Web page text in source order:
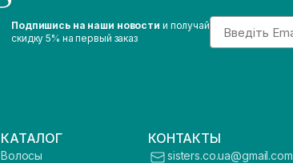
Подпишись на наши новости и получай
скидку 5% на первый заказ
Email
КАТАЛОГ
Волосы
КОНТАКТЫ
sisters.co.ua@gmail.com